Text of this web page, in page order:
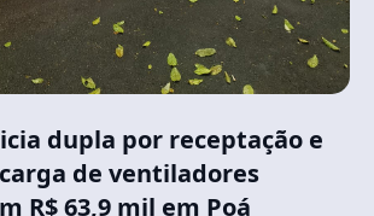
dupla por receptação e
de ventiladores
R$ 63,9 mil em Poá